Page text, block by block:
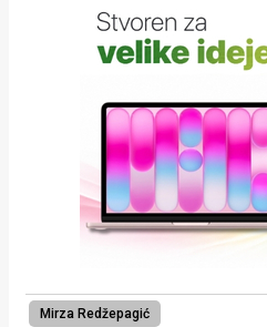
Mirza Redžepagić